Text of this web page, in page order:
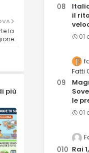
la
più
il
01
Fatti
le
01
Rai